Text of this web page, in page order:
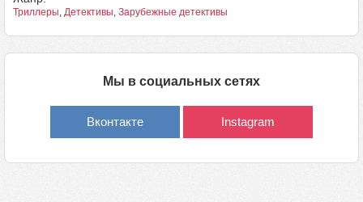
Триллеры, Детективы, Зарубежные детективы
Мы в социальных сетях
Вконтакте Instagram